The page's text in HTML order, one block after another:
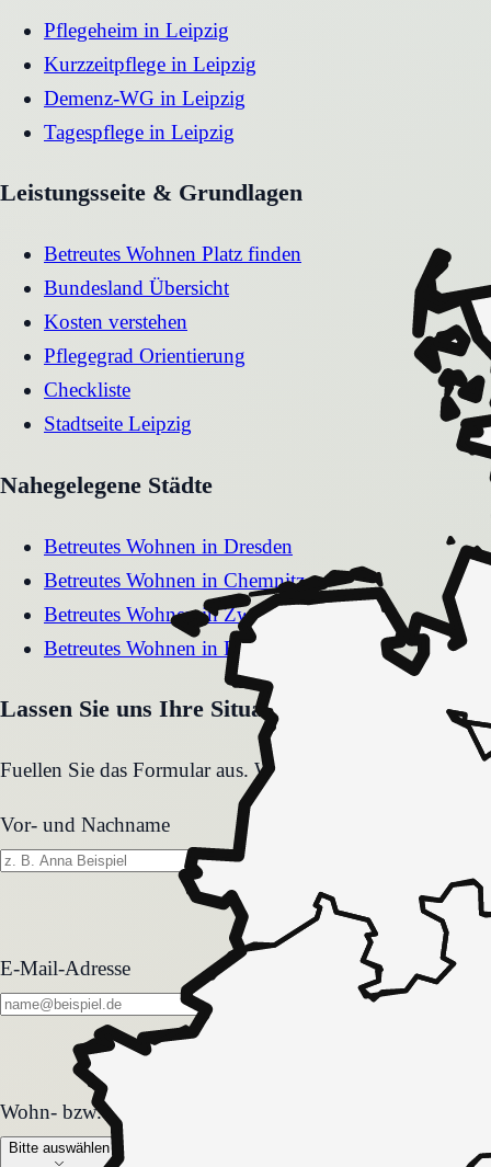
Pflegeheim in Leipzig
Kurzzeitpflege in Leipzig
Demenz-WG in Leipzig
Tagespflege in Leipzig
Leistungsseite & Grundlagen
Betreutes Wohnen Platz finden
Bundesland Übersicht
Kosten verstehen
Pflegegrad Orientierung
Checkliste
Stadtseite Leipzig
Nahegelegene Städte
Betreutes Wohnen in Dresden
Betreutes Wohnen in Chemnitz
Betreutes WohneninZwickau
Betreutes Wohnen in Bautzen
Lassen Sie uns Ihre Situation gemeinsam
Fuellen Sie das Formular aus. Wir melden uns zeitnah
Vor- und Nachname
E-Mail-Adresse
Wohn- bzw. Pflegeform
Wohn- bzw. Pflegeform
Bitte auswählen